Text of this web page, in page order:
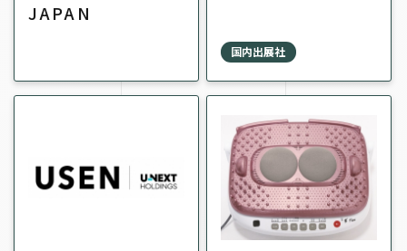
JAPAN
国内出展社